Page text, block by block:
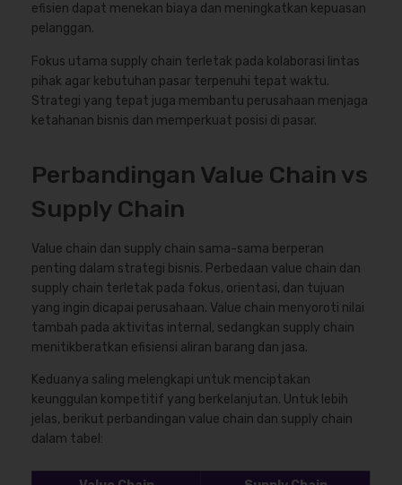
efisien dapat menekan biaya dan meningkatkan kepuasan
pelanggan.
Fokus utama supply chain terletak pada kolaborasi lintas
pihak agar kebutuhan pasar terpenuhi tepat waktu.
Strategi yang tepat juga membantu perusahaan menjaga
ketahanan bisnis dan memperkuat posisi di pasar.
Perbandingan Value Chain vs
Supply Chain
Value chain dan supply chain sama-sama berperan
penting dalam strategi bisnis. Perbedaan value chain dan
supply chain terletak pada fokus, orientasi, dan tujuan
yang ingin dicapai perusahaan. Value chain menyoroti nilai
tambah pada aktivitas internal, sedangkan supply chain
menitikberatkan efisiensi aliran barang dan jasa.
Keduanya saling melengkapi untuk menciptakan
keunggulan kompetitif yang berkelanjutan. Untuk lebih
jelas, berikut perbandingan value chain dan supply chain
dalam tabel: